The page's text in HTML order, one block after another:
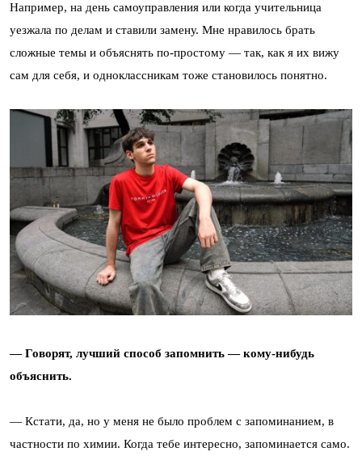
Например, на день самоуправления или когда учительница
уезжала по делам и ставили замену. Мне нравилось брать
сложные темы и объяснять по-простому — так, как я их вижу
сам для себя, и одноклассникам тоже становилось понятно.
— Говорят, лучший способ запомнить — кому-нибудь
объяснить.
— Кстати, да, но у меня не было проблем с запоминанием, в
частности по химии. Когда тебе интересно, запоминается само.